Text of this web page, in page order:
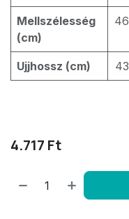
Mellszélesség
(cm)
46
Ujjhossz (cm) 43
4.717 Ft